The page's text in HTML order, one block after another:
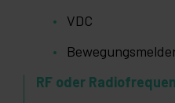
VDC
RF oder